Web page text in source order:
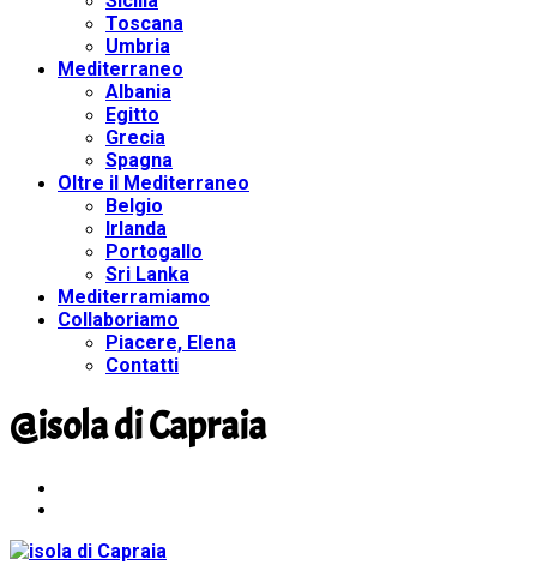
Toscana
Umbria
Mediterraneo
Albania
Egitto
Grecia
Spagna
Oltre il Mediterraneo
Belgio
Irlanda
Portogallo
Sri Lanka
Mediterramiamo
Collaboriamo
Piacere, Elena
Contatti
@isola di Capraia